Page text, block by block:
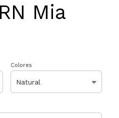
Mia
Colores